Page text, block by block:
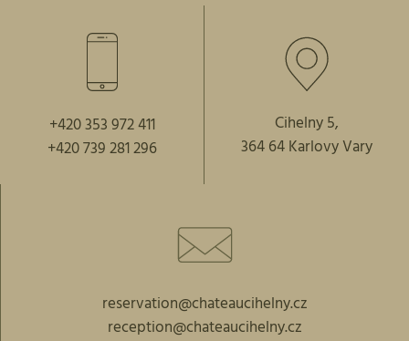
+420 353 972 411
+420 739 281 296
Cihelny 5,
364 64 Karlovy Vary
reservation@chateaucihelny.cz
reception@chateaucihelny.cz